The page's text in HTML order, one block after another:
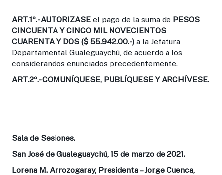
ART.1º.-AUTORIZASE el pago de la suma de PESOS
CINCUENTA Y CINCO MIL NOVECIENTOS
CUARENTA Y DOS ($ 55.942.00.-) a la Jefatura
Departamental Gualeguaychú, de acuerdo a los
considerandos enunciados precedentemente.
ART.2º.- COMUNÍQUESE, PUBLÍQUESE Y ARCHÍVESE.
Sala de Sesiones.
San José de Gualeguaychú, 15 de marzo de 2021.
Lorena M. Arrozogaray, Presidenta – Jorge Cuenca,